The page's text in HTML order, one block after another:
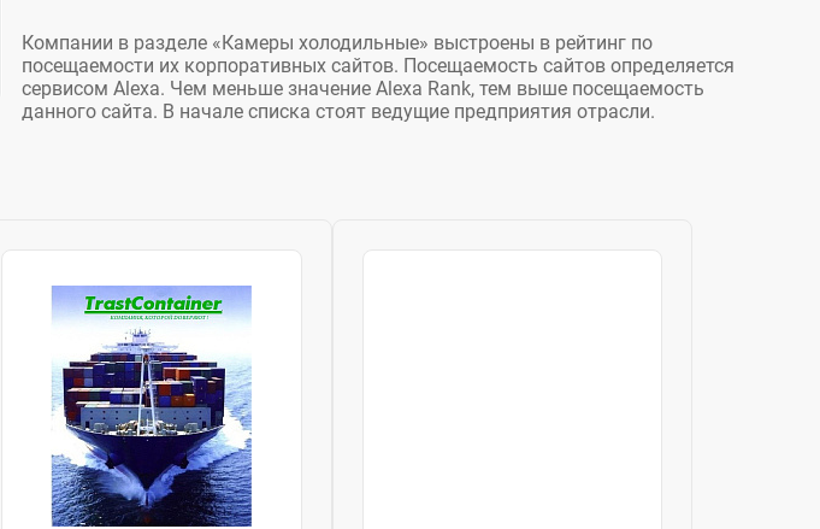
Компании в разделе «Камеры холодильные» выстроены в рейтинг по
посещаемости их корпоративных сайтов. Посещаемость сайтов определяется
сервисом Alexa. Чем меньше значение Alexa Rank, тем выше посещаемость
данного сайта. В начале списка стоят ведущие предприятия отрасли.